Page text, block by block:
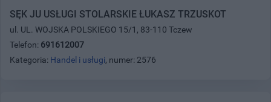
SĘK JU USŁUGI STOLARSKIE ŁUKASZ TRZUSKOT
ul. UL. WOJSKA POLSKIEGO 15/1, 83-110 Tczew
Telefon: 691612007
Kategoria: Handel i usługi, numer: 2576